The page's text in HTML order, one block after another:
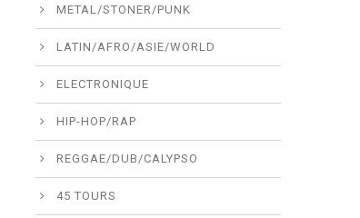
METAL/STONER/PUNK
LATIN/AFRO/ASIE/WORLD
ELECTRONIQUE
HIP-HOP/RAP
REGGAE/DUB/CALYPSO
45 TOURS